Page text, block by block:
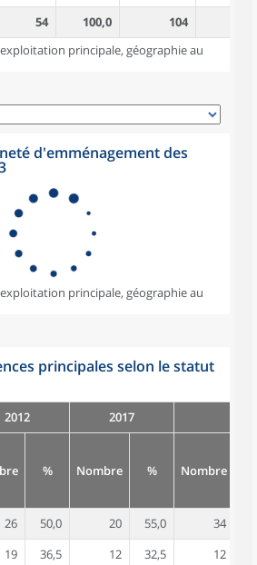
54 100,0 104
exploitation principale, géographie au
d'emménagement des
exploitation principale, géographie au
principales selon le statut
2012 2017
% Nombre % Nombre
26 50,0 20 55,0 34
19 36,5 12 32,5 12